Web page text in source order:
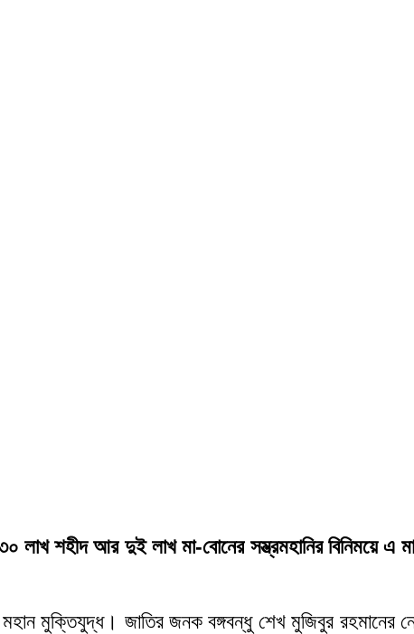
শহীদ আর দুই লাখ মা-বোনের সম্ভ্রমহানির বিনিময়ে এ
মহান মুক্তিযুদ্ধ। জাতির জনক বঙ্গবন্ধু শেখ মুজিবুর রহমানের